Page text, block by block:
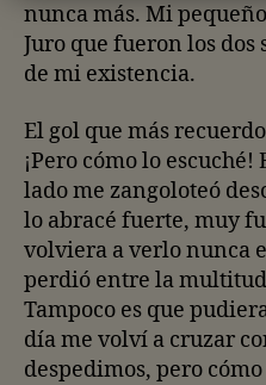
nunca más. Mi
Juro que fueron los dos
de mi existencia.
El gol que más
¡Pero cómo lo
lado me zangoloteó
lo abracé fuerte, muy
volviera a verlo nunca
perdió entre la
Tampoco es que
día me volví a cruzar
despedimos, pero